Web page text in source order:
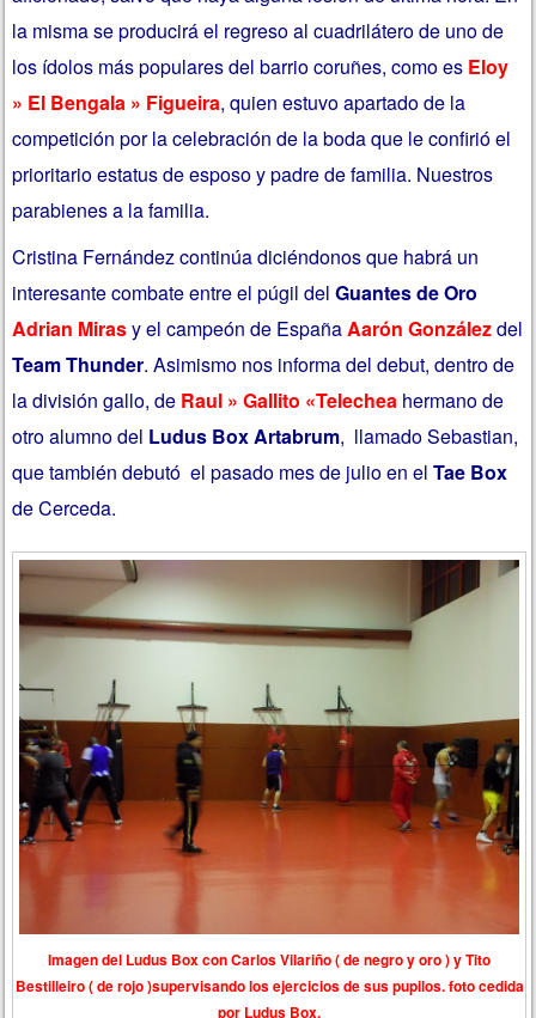
la misma se producirá el regreso al cuadrilátero de uno de
los ídolos más populares del barrio coruñes, como es Eloy
» El Bengala » Figueira, quien estuvo apartado de la
competición por la celebración de la boda que le confirió el
prioritario estatus de esposo y padre de familia. Nuestros
parabienes a la familia.
Cristina Fernández continúa diciéndonos que habrá un
interesante combate entre el púgil delGuantes de Oro
Adrian Mirasy el campeón de EspañaAarón Gonzálezdel
Team Thunder. Asimismo nos informa del debut, dentro de
la división gallo, de Raul » Gallito «Telechea hermano de
otro alumno del Ludus Box Artabrum, llamado Sebastian,
que también debutó el pasado mes de julio en elTae Box
de Cerceda.
Imagen del Ludus Box con Carlos Vilariño ( de negro y oro ) y Tito
Bestilleiro ( de rojo )supervisando los ejercicios de sus pupilos. foto cedida
por Ludus Box.